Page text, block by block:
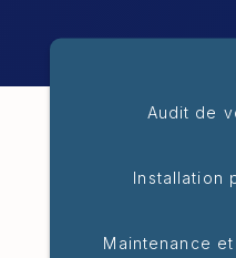
Audit de
Installation
Maintenance